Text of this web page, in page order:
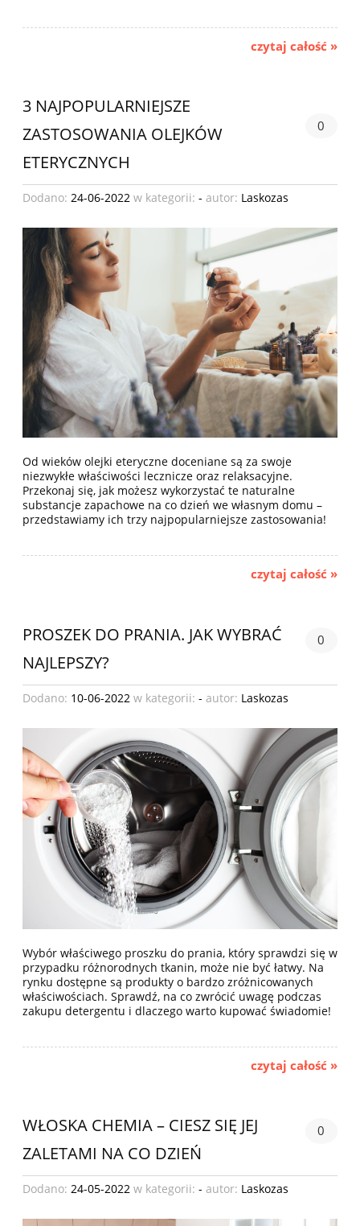
czytaj całość »
3 NAJPOPULARNIEJSZE
ZASTOSOWANIA OLEJKÓW
ETERYCZNYCH
0
Dodano: 24-06-2022 w kategorii: - autor: Laskozas
Od wieków olejki eteryczne doceniane są za swoje
niezwykłe właściwości lecznicze oraz relaksacyjne.
Przekonaj się, jak możesz wykorzystać te naturalne
substancje zapachowe na co dzień we własnym domu –
przedstawiamy ich trzy najpopularniejsze zastosowania!
czytaj całość »
PROSZEK DO PRANIA. JAK WYBRAĆ
NAJLEPSZY?
0
Dodano: 10-06-2022 w kategorii: - autor: Laskozas
Wybór właściwego proszku do prania, który sprawdzi się w
przypadku różnorodnych tkanin, może nie być łatwy. Na
rynku dostępne są produkty o bardzo zróżnicowanych
właściwościach. Sprawdź, na co zwrócić uwagę podczas
zakupu detergentu i dlaczego warto kupować świadomie!
czytaj całość »
WŁOSKA CHEMIA – CIESZ SIĘ JEJ
ZALETAMI NA CO DZIEŃ
0
Dodano: 24-05-2022 w kategorii: - autor: Laskozas